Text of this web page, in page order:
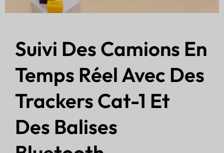
Suivi Des Camions En
Temps Réel Avec Des
Trackers Cat-1 Et
Des Balises